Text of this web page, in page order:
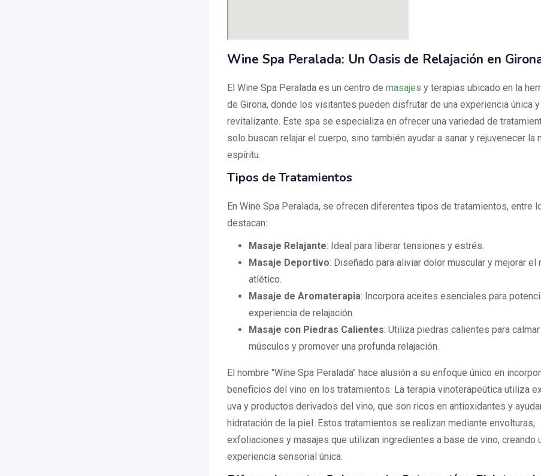
Wine Spa Peralada: Un Oasis de Relajación en
El Wine Spa Peralada es un centro de masajes y terapias ubicado en la
de Girona, donde los visitantes pueden disfrutar de una experiencia única y
revitalizante. Este spa se especializa en ofrecer una variedad de
solo buscan relajar el cuerpo, sino también ayudar a sanar y rejuvenecer la
espíritu.
Tipos de Tratamientos
En Wine Spa Peralada, se ofrecen diferentes tipos de tratamientos, entre
destacan:
Masaje Relajante: Ideal para liberar tensiones y estrés.
Masaje Deportivo: Diseñado para aliviar dolor muscular y mejorar el
atlético.
Masaje de Aromaterapia: Incorpora aceites esenciales para
experiencia de relajación.
Masaje con Piedras Calientes: Utiliza piedras calientes para
músculos y promover una profunda relajación.
El nombre "Wine Spa Peralada" hace alusión a su enfoque único en
beneficios del vino en los tratamientos. La terapia vinoterapeútica utiliza
uva y productos derivados del vino, que son ricos en antioxidantes y
hidratación de la piel. Estos tratamientos se realizan mediante envolturas,
exfoliaciones y masajes que utilizan ingredientes a base de vino, creando
experiencia sensorial única.